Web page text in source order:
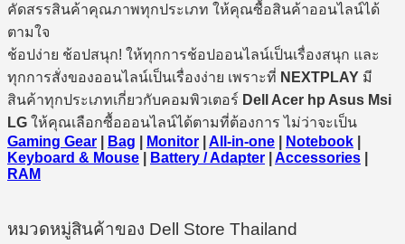
คัดสรรสินค้าคุณภาพทุกประเภท ให้คุณซื้อสินค้าออนไลน์ได้
ตามใจ
ช้อปง่าย ช้อปสนุก! ให้ทุกการช้อปออนไลน์เป็นเรื่องสนุก และ
ทุกการสั่งของออนไลน์เป็นเรื่องง่าย เพราะที่ NEXTPLAY มี
สินค้าทุกประเภทเกี่ยวกับคอมพิวเตอร์ Dell Acer hp Asus Msi
LG ให้คุณเลือกซื้อออนไลน์ได้ตามที่ต้องการ ไม่ว่าจะเป็น
Gaming Gear
Bag Monitor All-in-one Notebook
Keyboard & Mouse
Battery / Adapter Accessories
RAM
หมวดหมู่สินค้าของ Dell Store Thailand